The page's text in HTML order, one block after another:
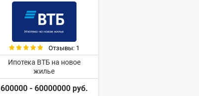
Отзывы: 1
Ипотека ВТБ на новое
жилье
600000 - 60000000 руб.